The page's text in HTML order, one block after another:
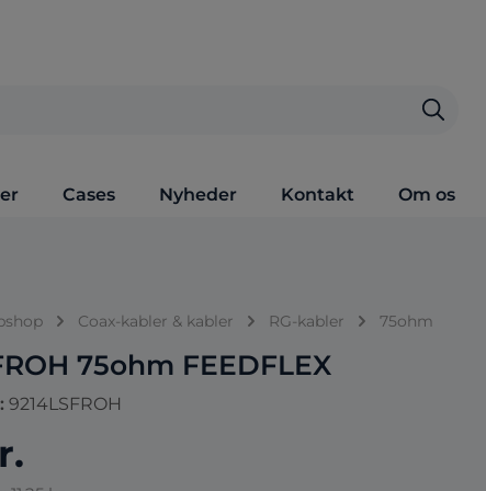
Cases Nyheder Kontakt Om os
Coax-kabler & kabler RG-kabler 75ohm
9214LSFROH
75ohm FEEDFLEX